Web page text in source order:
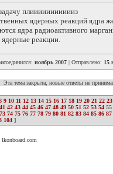
плиииииииииииз
ядерных реакций ядра
ядра радиоактивного
реакции.
ноябрь 2007 | Отправлено: 15
Эта тема закрыта, новые ответы не
9 10 11 12 13 14 15 16 17 18 19 20 21 22 23
41 42 43 44 45 46 47 48 49 50 51 52 53 54 55
73 74 75 76 77 78 79 80 81 82 83 84 85 86 87
104 ]